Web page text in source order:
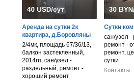
40 USD/сут
Аренда на сутки 2к
квартира, д.Боровляны
2/4мк, площадь 67/36/13,
балкон застекленный,
2014гп, сан/узел -
раздельный, ремонт -
хороший ремонт
30
Сутки
сан/узел
ремонт -
ремонт,
сутки
Контакты: